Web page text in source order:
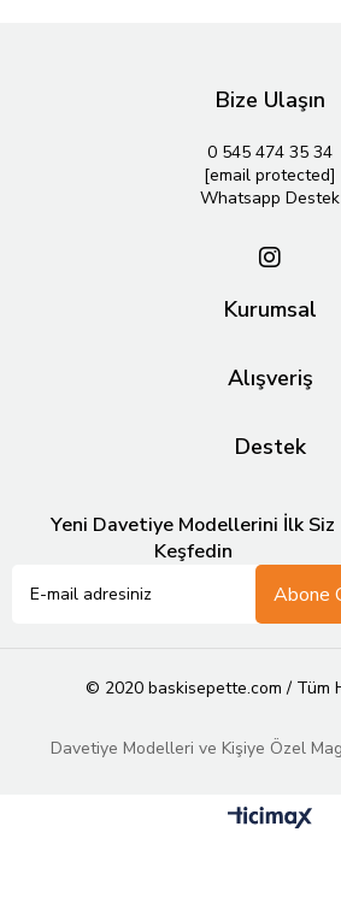
Bize Ulaşın
0 545 474 35 34
[email protected]
Whatsapp Destek
Kurumsal
Alışveriş
Destek
Yeni Davetiye Modellerini İlk Siz
Keşfedin
Abone
© 2020 baskisepette.com / Tüm
Davetiye Modelleri ve Kişiye Özel